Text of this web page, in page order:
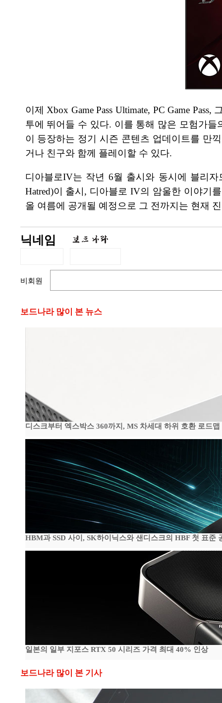
이제 Xbox Game Pass Ultimate, PC Game
투에 뛰어들 수 있다. 이를 통해 많은 모험가
이 등장하는 정기 시즌 콘텐츠 업데이트를 만
거나 친구와 함께 플레이할 수 있다.
디아블로IV는 작년 6월 출시와 동시에 블리
Hatred)이 출시, 디아블로 IV의 암울한 이야기
올 여름에 공개될 예정으로 그 전까지는 현재
닉네임
비회원
보드나라 많이 본 뉴스
디스크부터 엑스박스 360까지, MS 차세대 하위 호환 로드맵
HBM과 SSD 사이, SK하이닉스와 샌디스크의 HBF 첫 표준
일본의 일부 지포스 RTX 50 시리즈 가격 최대 40% 인상
보드나라 많이 본 기사